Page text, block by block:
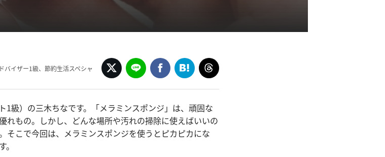
バイザー1級、節約生活スペシャ
1級）の三木ちなです。「メラミンスポンジ」は、頑固な
れもの。しかし、どんな場所や汚れの掃除に使えばいいの
そこで今回は、メラミンスポンジを使うとピカピカにな